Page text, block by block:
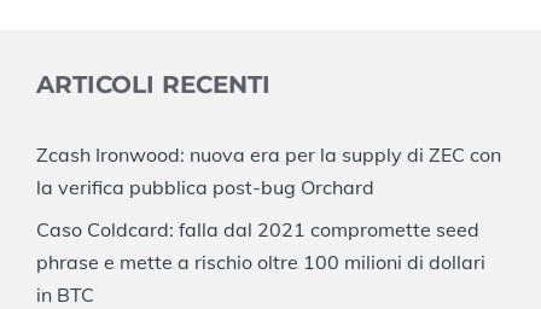
ARTICOLI RECENTI
Zcash Ironwood: nuova era per la supply di ZEC con
la verifica pubblica post-bug Orchard
Caso Coldcard: falla dal 2021 compromette seed
phrase e mette a rischio oltre 100 milioni di dollari
in BTC